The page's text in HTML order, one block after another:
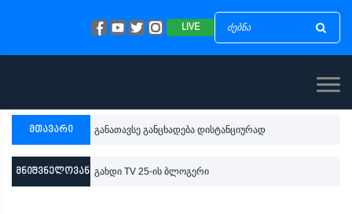
LIVE
მთავარი განათავსე განცხადება დისტანციურად
მნიშვნელოვანიგახდი TV 25-ის ბლოგერი